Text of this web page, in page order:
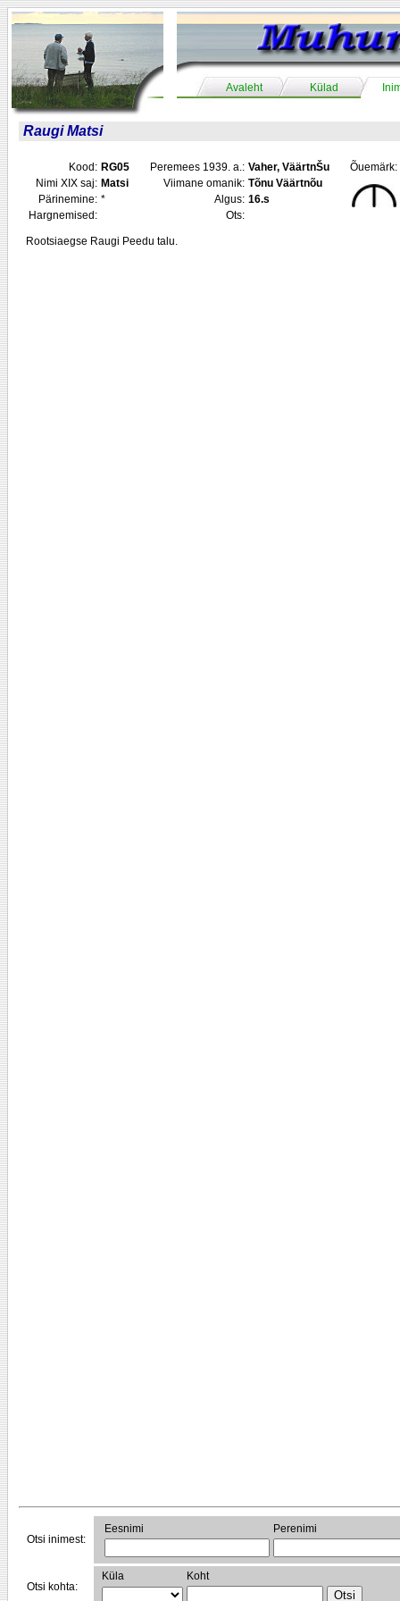
Avaleht Külad
Raugi Matsi
Kood: RG05 Peremees 1939. a.: Vaher, VäärtnŠu
Õuemärk:
Nimi XIX saj: Matsi Viimane omanik: Tõnu Väärtnõu
Pärinemine: * Algus: 16.s
Hargnemised:
Ots:
Rootsiaegse Raugi Peedu talu.
Otsi inimest:
Eesnimi Perenimi
Otsi kohta:
Küla Koht